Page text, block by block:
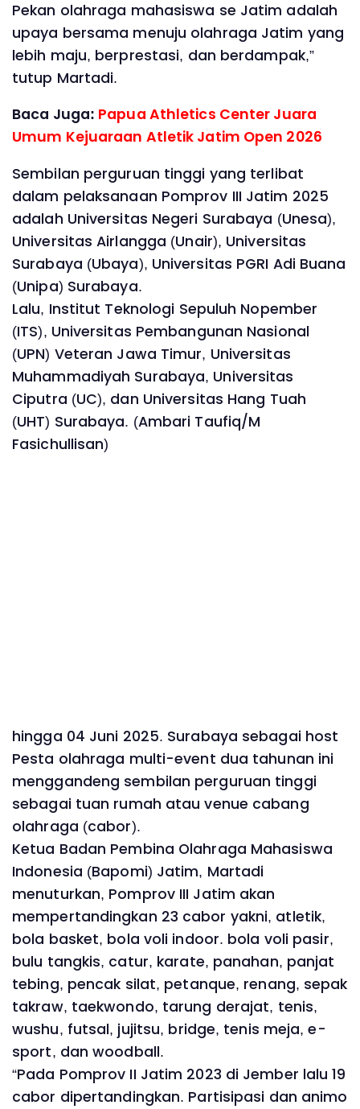
Pekan olahraga mahasiswa se Jatim adalah
upaya bersama menuju olahraga Jatim yang
lebih maju, berprestasi, dan berdampak,”
tutup Martadi.
Baca Juga: Papua Athletics Center Juara
Umum Kejuaraan Atletik Jatim Open 2026
Sembilan perguruan tinggi yang terlibat
dalam pelaksanaan Pomprov III Jatim 2025
adalah Universitas Negeri Surabaya (Unesa),
Universitas Airlangga (Unair), Universitas
Surabaya (Ubaya), Universitas PGRI Adi Buana
(Unipa) Surabaya.
Lalu, Institut Teknologi Sepuluh Nopember
(ITS), Universitas Pembangunan Nasional
(UPN) Veteran Jawa Timur, Universitas
Muhammadiyah Surabaya, Universitas
Ciputra (UC), dan Universitas Hang Tuah
(UHT) Surabaya. (Ambari Taufiq/M
Fasichullisan)
hingga 04 Juni 2025. Surabaya sebagai host
Pesta olahraga multi-event dua tahunan ini
menggandeng sembilan perguruan tinggi
sebagai tuan rumah atau venue cabang
olahraga (cabor).
Ketua Badan Pembina Olahraga Mahasiswa
Indonesia (Bapomi) Jatim, Martadi
menuturkan, Pomprov III Jatim akan
mempertandingkan 23 cabor yakni, atletik,
bola basket, bola voli indoor. bola voli pasir,
bulu tangkis, catur, karate, panahan, panjat
tebing, pencak silat, petanque, renang, sepak
takraw, taekwondo, tarung derajat, tenis,
wushu, futsal, jujitsu, bridge, tenis meja, e-
sport, dan woodball.
“Pada Pomprov II Jatim 2023 di Jember lalu 19
cabor dipertandingkan. Partisipasi dan animo